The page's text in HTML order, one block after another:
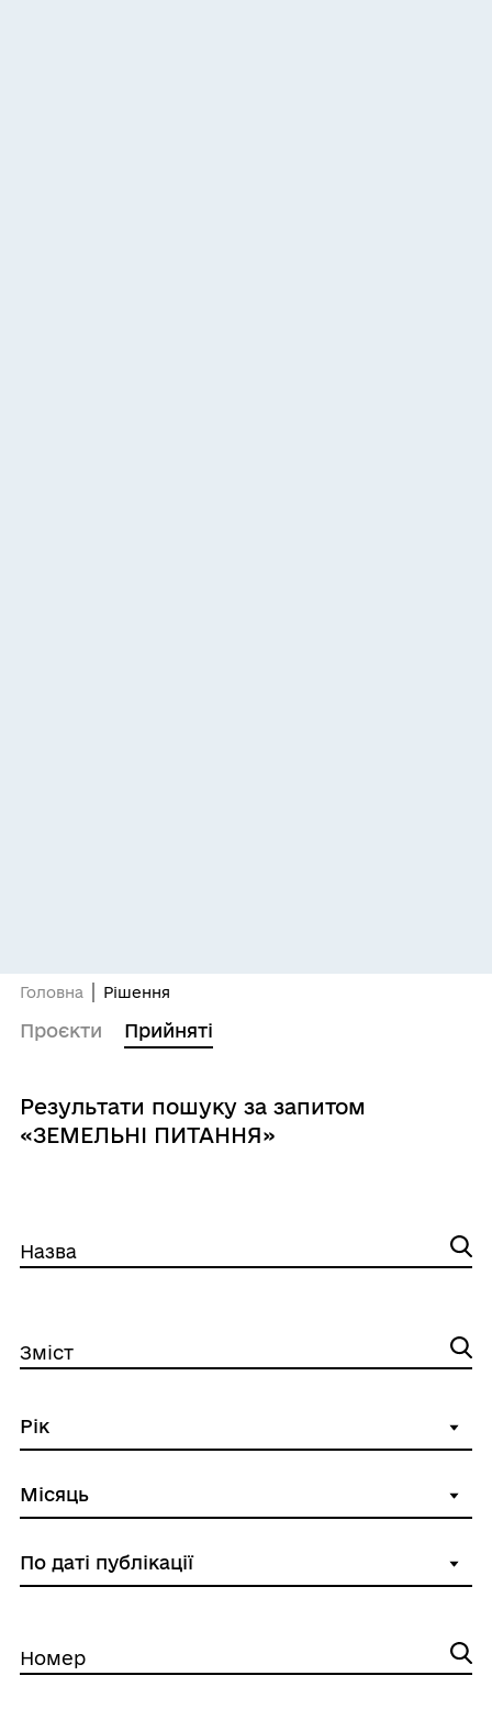
Головна Рішення
Проєкти Прийняті
Результати пошуку за запитом
«ЗЕМЕЛЬНІ ПИТАННЯ»
Назва
Зміст
Номер